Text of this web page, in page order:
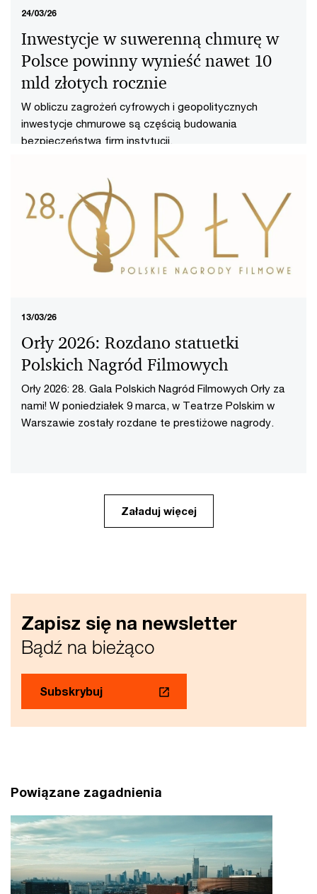
24/03/26
Inwestycje w suwerenną chmurę w
Polsce powinny wynieść nawet 10
mld złotych rocznie
W obliczu zagrożeń cyfrowych i geopolitycznych
inwestycje chmurowe są częścią budowania
bezpieczeństwa firm instytucji.
13/03/26
Orły 2026: Rozdano statuetki
Polskich Nagród Filmowych
Orły 2026: 28. Gala Polskich Nagród Filmowych Orły za
nami! W poniedziałek 9 marca, w Teatrze Polskim w
Warszawie zostały rozdane te prestiżowe nagrody.
Załaduj więcej
Zapisz się na newsletter
Bądź na bieżąco
Subskrybuj
Powiązane zagadnienia